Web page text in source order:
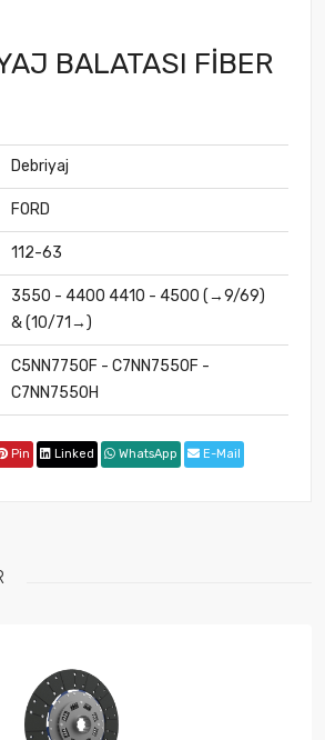
BALATASI FİBER
Debriyaj
FORD
112-63
3550 - 4400 4410 - 4500 (→9/69)
& (10/71→)
C5NN7750F - C7NN7550F -
C7NN7550H
Pin Linked WhatsApp E-Mail